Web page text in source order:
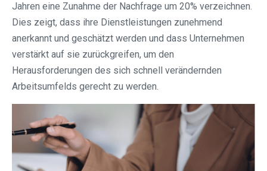
Jahren eine Zunahme der Nachfrage um 20% verzeichnen.
Dies zeigt, dass ihre Dienstleistungen zunehmend
anerkannt und geschätzt werden und dass Unternehmen
verstärkt auf sie zurückgreifen, um den
Herausforderungen des sich schnell verändernden
Arbeitsumfelds gerecht zu werden.